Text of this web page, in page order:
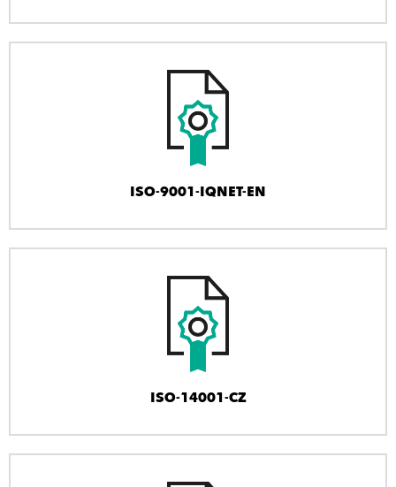
ISO-9001-IQNET-EN
ISO-14001-CZ